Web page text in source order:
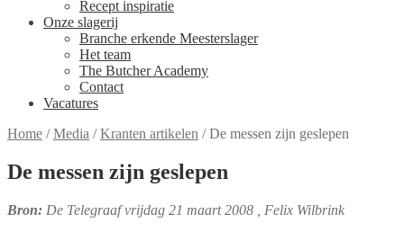
Recept inspiratie
Onze slagerij
Branche erkende Meesterslager
Het team
The Butcher Academy
Contact
Vacatures
Home /Media /Kranten artikelen /De messen zijn geslepen
De messen zijn geslepen
Bron: De Telegraaf vrijdag 21 maart 2008 , Felix Wilbrink